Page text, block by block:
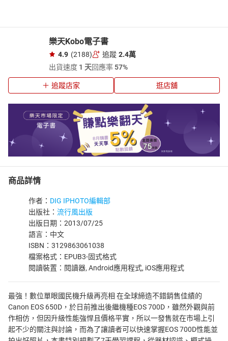
樂天Kobo電子書
4.9 (2188) 追蹤 2.4萬
出貨速度 1 天回應率57%
追蹤店家 逛店舖
商品詳情
作者： DIG IPHOTO編輯部
出版社： 流行風出版
出版日期：2013/07/25
語言：中文
ISBN：3129863061038
檔案格式：EPUB3-固式格式
閱讀裝置：閱讀器, Android應用程式, iOS應用程式
最強！數位單眼國民機升級再亮相 在全球締造不錯銷售佳績的
Canon EOS 650D，於日前推出後繼機種EOS 700D，雖然外觀與前
作相仿，但因升級性能強悍且價格平實，所以一發售就在市場上引
起不少的關注與討論，而為了讓讀者可以快速掌握EOS 700D性能並